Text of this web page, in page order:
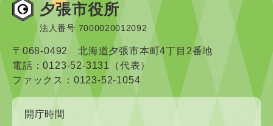
夕張市役所
法人番号 7000020012092
〒068-0492 北海道夕張市本町4丁目2番地
電話：0123-52-3131（代表）
ファックス：0123-52-1054
開庁時間